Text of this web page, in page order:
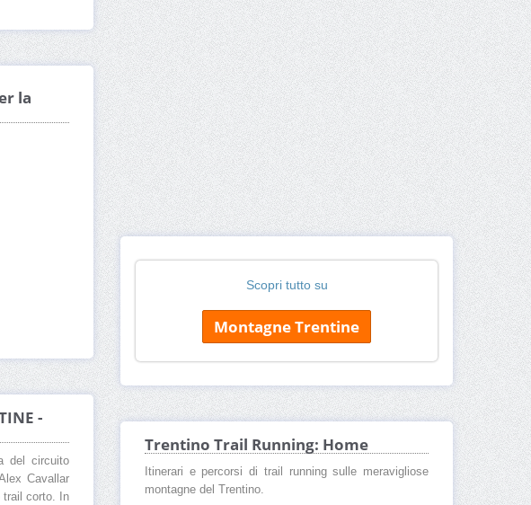
Scopri tutto su
Montagne Trentine
la
-
del circuito
Cavallar
trail corto. In
Trentino Trail Running: Home
Itinerari e percorsi di trail running sulle meravigliose
montagne del Trentino.